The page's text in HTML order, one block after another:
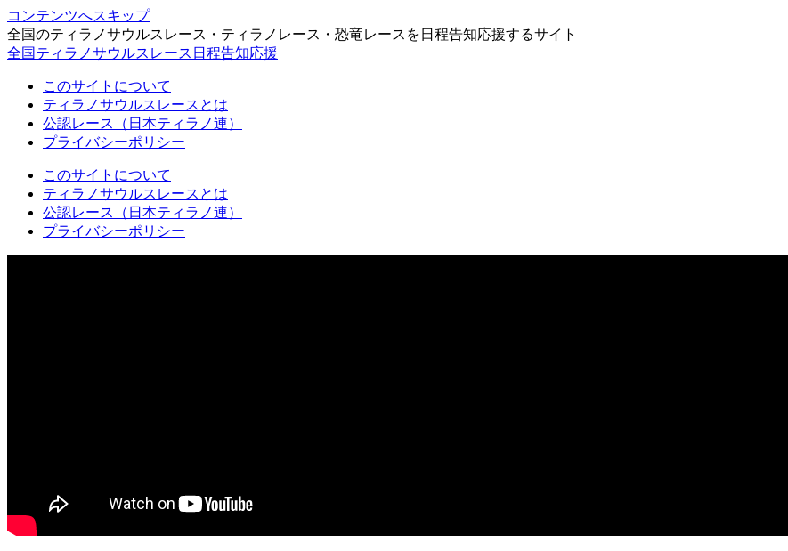
コンテンツへスキップ
全国のティラノサウルスレース・ティラノレース・恐竜レースを日程告知応援するサイト
全国ティラノサウルスレース日程告知応援
このサイトについて
ティラノサウルスレースとは
公認レース（日本ティラノ連）
プライバシーポリシー
このサイトについて
ティラノサウルスレースとは
公認レース（日本ティラノ連）
プライバシーポリシー